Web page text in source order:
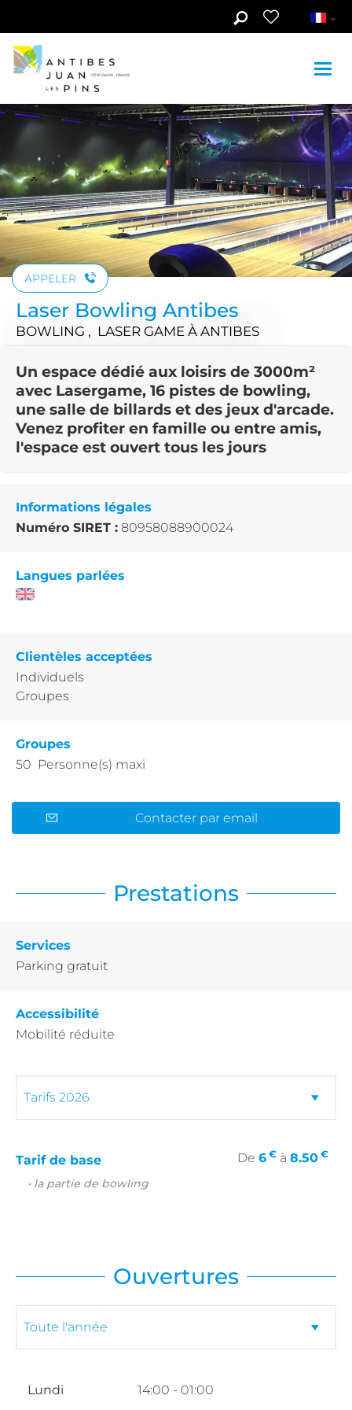
Voir les photos (3)
APPELER
Laser Bowling Antibes
BOWLING , LASER GAME À ANTIBES
Un espace dédié aux loisirs de 3000m²
avec Lasergame, 16 pistes de bowling,
une salle de billards et des jeux d'arcade.
Venez profiter en famille ou entre amis,
l'espace est ouvert tous les jours
Informations légales
Numéro SIRET : 80958088900024
Langues parlées
Clientèles acceptées
Individuels
Groupes
Groupes
50 Personne(s) maxi
Contacter par email
Prestations
Services
Parking gratuit
Accessibilité
Mobilité réduite
Tarif de base De 6 € à 8.50 €
• la partie de bowling
Ouvertures
Lundi 14:00 - 01:00